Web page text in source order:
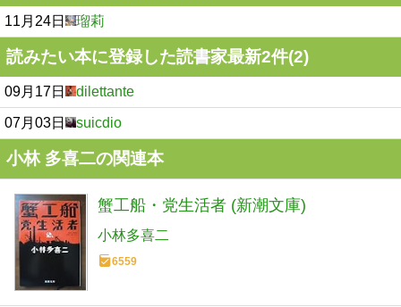
11月24日 瑠莉
読みたい本に登録した読書家最新2件(2)
09月17日 dilettante
07月03日 suicdio
小林 多喜二の関連本
蟹工船・党生活者 (新潮文庫)
小林多喜二
6559